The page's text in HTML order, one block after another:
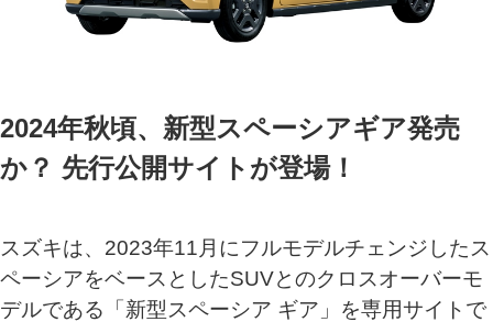
2024年秋頃、新型スペーシアギア発売
か？ 先行公開サイトが登場！
スズキは、2023年11月にフルモデルチェンジしたス
ペーシアをベースとしたSUVとのクロスオーバーモ
デルである「新型スペーシア ギア」を専用サイトで